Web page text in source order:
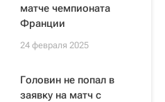
матче чемпионата
Франции
24 февраля 2025
Головин не попал в
заявку на матч с